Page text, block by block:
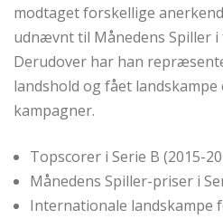
modtaget forskellige
udnævnt til Månedens Spiller
Derudover har han
landshold og fået
kampagner.
Topscorer i Serie B (2015-
Månedens Spiller-priser i
Internationale landskampe